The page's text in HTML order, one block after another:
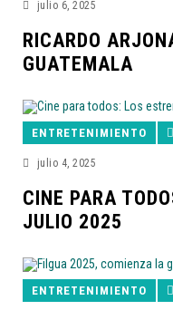
julio 6, 2025
RICARDO
GUATEMALA
ENTRETENIMIENTO
julio 4, 2025
CINE PARA
JULIO 2025
ENTRETENIMIENTO